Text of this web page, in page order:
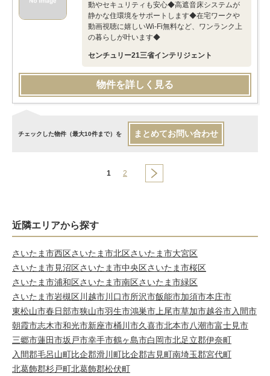
動やセキュリティも安心◆高遮音床システムが
静かな住環境をサポートします◆在宅ワークや
動画視聴に嬉しいWi-Fi無料など、ワンランク上
の暮らしが叶います◆
センチュリー21三省インテリジェント
物件を詳しく見る
チェックした物件（最大10件まで）を まとめてお問い合わせ
1 2
近隣エリアから探す
さいたま市西区さいたま市北区さいたま市大宮区
さいたま市見沼区さいたま市中央区さいたま市桜区
さいたま市浦和区さいたま市南区さいたま市緑区
さいたま市岩槻区川越市川口市所沢市飯能市加須市本庄市
東松山市春日部市狭山市羽生市鴻巣市 上尾市草加市越谷市入間市
朝霞市志木市和光市新座市桶川市久喜市北本市八潮市富士見市
三郷市蓮田市坂戸市幸手市鶴ヶ島市白岡市北足立郡伊奈町
入間郡毛呂山町比企郡滑川町比企郡吉見町南埼玉郡宮代町
北葛飾郡杉戸町北葛飾郡松伏町